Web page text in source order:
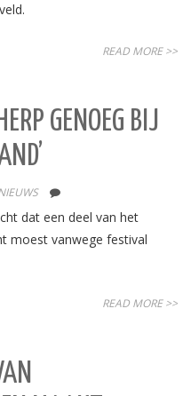
READ MORE >>
GENOEG BIJ
dat een deel van het
moest vanwege festival
READ MORE >>